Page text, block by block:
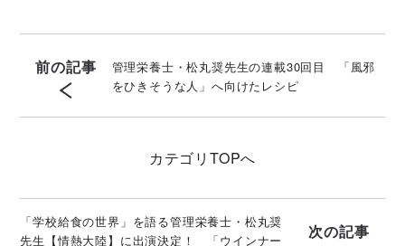
前の記事
管理栄養士・松丸奨先生の連載30回目 「風邪
をひきそうな人」へ向けたレシピ
カテゴリ TOPへ
「学校給食の世界」を語る管理栄養士・松丸奨
先生【情熱大陸】に出演決定！ 「ウインナー
次の記事